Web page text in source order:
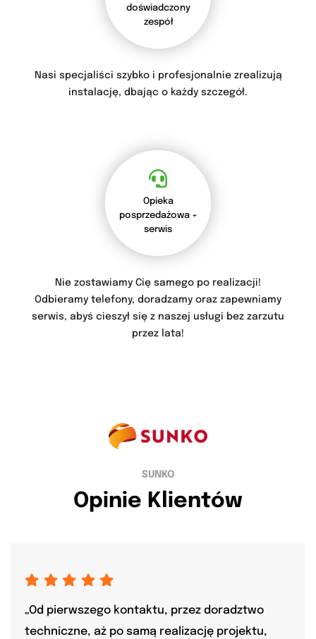
doświadczony
zespół
Nasi specjaliści szybko i profesjonalnie zrealizują
instalację, dbając o każdy szczegół.
Opieka
posprzedażowa +
serwis
Nie zostawiamy Cię samego po realizacji!
Odbieramy telefony, doradzamy oraz zapewniamy
serwis, abyś cieszył się z naszej usługi bez zarzutu
przez lata!
SUNKO
Opinie Klientów
„Od pierwszego kontaktu, przez doradztwo
techniczne, aż po samą realizację projektu,